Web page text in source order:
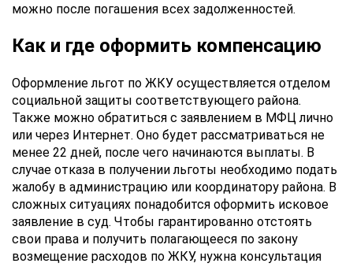
можно после погашения всех задолженностей.
Как и где оформить компенсацию
Оформление льгот по ЖКУ осуществляется отделом
социальной защиты соответствующего района.
Также можно обратиться с заявлением в МФЦ лично
или через Интернет. Оно будет рассматриваться не
менее 22 дней, после чего начинаются выплаты. В
случае отказа в получении льготы необходимо подать
жалобу в администрацию или координатору района. В
сложных ситуациях понадобится оформить исковое
заявление в суд. Чтобы гарантированно отстоять
свои права и получить полагающееся по закону
возмещение расходов по ЖКУ, нужна консультация